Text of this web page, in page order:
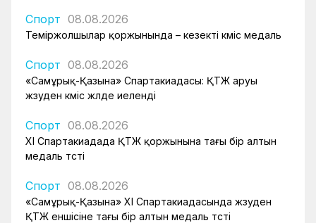
Спорт 08.08.2026
Теміржолшылар қоржынында – кезекті күміс медаль
Спорт 08.08.2026
«Самұрық-Қазына» Спартакиадасы: ҚТЖ аруы
жүзуден күміс жүлде иеленді
Спорт 08.08.2026
XI Спартакиадада ҚТЖ қоржынына тағы бір алтын
медаль түсті
Спорт 08.08.2026
«Самұрық-Қазына» XI Спартакиадасында жүзуден
ҚТЖ еншісіне тағы бір алтын медаль түсті